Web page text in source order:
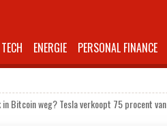
TECH ENERGIE PERSONAL FINANCE
in Bitcoin weg? Tesla verkoopt 75 procent